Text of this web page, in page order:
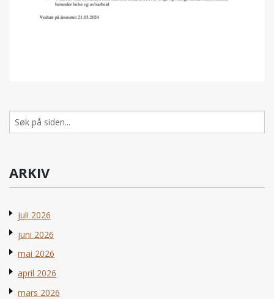
Søk
etter:
ARKIV
juli 2026
juni 2026
mai 2026
april 2026
mars 2026